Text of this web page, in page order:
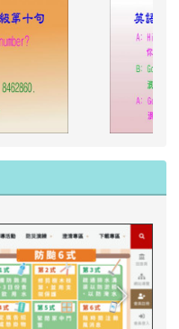
photo-142